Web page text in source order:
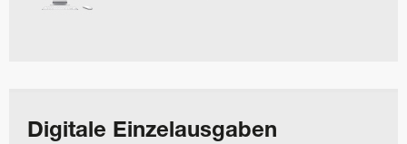
Digitale Einzelausgaben